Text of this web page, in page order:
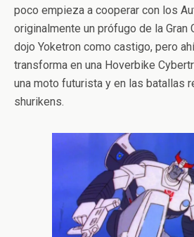
poco empieza a cooperar con los
originalmente un prófugo de la Gran
dojo Yoketron como castigo, pero
transforma en una Hoverbike
una moto futurista y en las batallas
shurikens.